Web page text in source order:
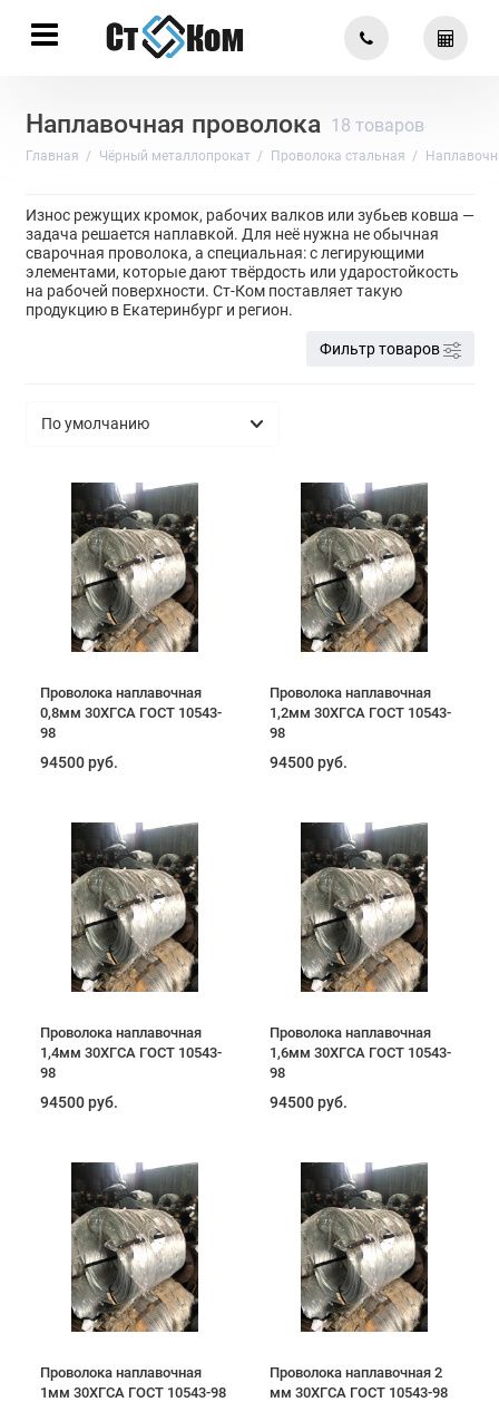
Наплавочная проволока 18 товаров
Главная Чёрный металлопрокат Проволока стальная
Износ режущих кромок, рабочих валков или зубьев ковша —
задача решается наплавкой. Для неё нужна не обычная
сварочная проволока, а специальная: с легирующими
элементами, которые дают твёрдость или ударостойкость
на рабочей поверхности. Ст-Ком поставляет такую
продукцию в Екатеринбург и регион.
Фильтр товаров
Проволока наплавочная
0,8мм 30ХГСА ГОСТ 10543-
98
94500 руб.
Проволока наплавочная
1,2мм 30ХГСА ГОСТ 10543-
98
94500 руб.
Проволока наплавочная
1,4мм 30ХГСА ГОСТ 10543-
98
94500 руб.
Проволока наплавочная
1,6мм 30ХГСА ГОСТ 10543-
98
94500 руб.
Проволока наплавочная
1мм 30ХГСА ГОСТ 10543-98
Проволока наплавочная 2
мм 30ХГСА ГОСТ 10543-98